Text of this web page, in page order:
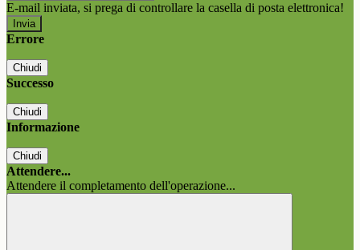
E-mail inviata, si prega di controllare la casella di posta elettronica!
Errore
Chiudi
Successo
Chiudi
Informazione
Chiudi
Attendere...
Attendere il completamento dell'operazione...